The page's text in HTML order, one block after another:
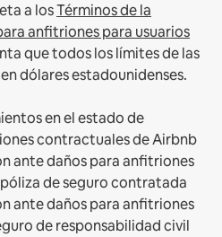
a losTérminos de la
anfitriones para usuarios
que todos los límites de las
dólares estadounidenses.
en el estado de
contractuales de Airbnb
ante daños para anfitriones
de seguro contratada
ante daños para anfitriones
de responsabilidad civil